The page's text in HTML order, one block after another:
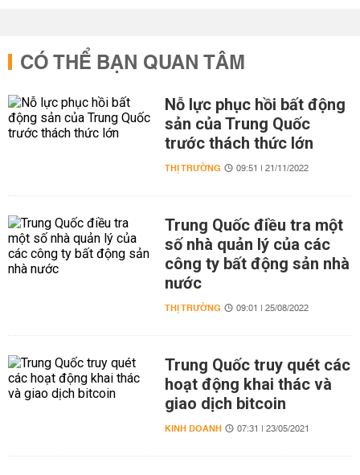
CÓ THỂ BẠN QUAN TÂM
Nỗ lực phục hồi bất động
sản của Trung Quốc
trước thách thức lớn
THỊ TRƯỜNG 09:51 | 21/11/2022
Trung Quốc điều tra một
số nhà quản lý của các
công ty bất động sản nhà
nước
THỊ TRƯỜNG 09:01 | 25/08/2022
Trung Quốc truy quét các
hoạt động khai thác và
giao dịch bitcoin
KINH DOANH 07:31 | 23/05/2021